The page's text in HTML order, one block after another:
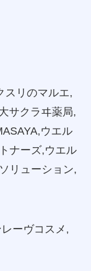
スリのマルエ,
サクラヰ薬局,
ウエル
ナーズ,ウエル
リューション,
ーヴコスメ,